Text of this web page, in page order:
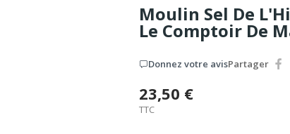
Moulin Sel De
Le Comptoir De
Donnez votre avisPartager
23,50 €
TTC